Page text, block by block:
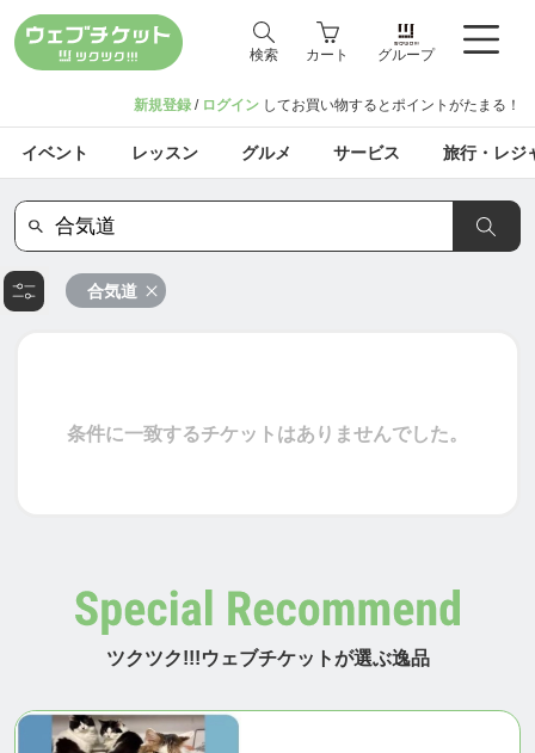
検索 カート グループ
新規登録 / ログイン してお買い物するとポイントがたまる！
イベント レッスン グルメ サービス 旅行・レジ
合気道
条件に一致するチケットはありませんでした。
ツクツク!!!ウェブチケットが選ぶ逸品